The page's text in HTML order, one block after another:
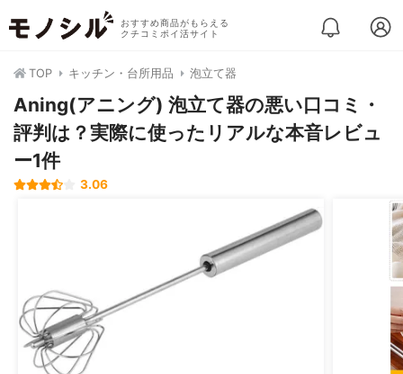
おすすめ商品がもらえる
クチコミポイ活サイト
TOP キッチン・台所用品 泡立て器
Aning(アニング) 泡立て器の悪い口コミ・
評判は？実際に使ったリアルな本音レビュ
ー1件
3.06